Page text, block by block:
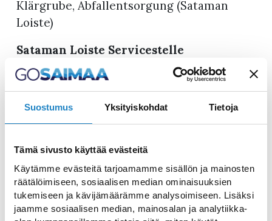
Suostumus Yksityiskohdat Tietoja
Tämä sivusto käyttää evästeitä
Käytämme evästeitä tarjoamamme sisällön ja mainosten
räätälöimiseen, sosiaalisen median ominaisuuksien
tukemiseen ja kävijämäärämme analysoimiseen. Lisäksi
jaamme sosiaalisen median, mainosalan ja analytiikka-
Klärgrube, Abfallentsorgung (Sataman
Loiste)
Sataman Loiste Servicestelle
Satamatie 9, Tel. +358 44 797 9110
Verkauf von Kraftstoffen, Bootszubehör,
Lebensmitteln, Café/Restaurant, Dusche,
Bilgenwasser und Fäkalientanks,
Abfallverwertung.
Fortress Guest Jetty
In der Nähe der City Bay Marina gelegen.